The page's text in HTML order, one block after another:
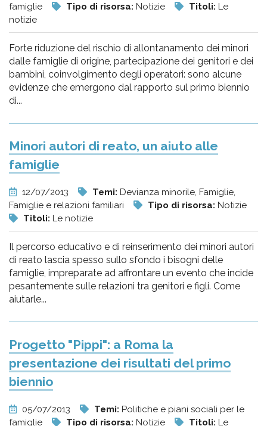
famiglie
Tipo di risorsa: Notizie Titoli: Le
notizie
Forte riduzione del rischio di allontanamento dei minori
dalle famiglie di origine, partecipazione dei genitori e dei
bambini, coinvolgimento degli operatori: sono alcune
evidenze che emergono dal rapporto sul primo biennio
di...
Minori autori di reato, un aiuto alle
famiglie
12/07/2013 Temi: Devianza minorile, Famiglie,
Famiglie e relazioni familiari
Tipo di risorsa: Notizie
Titoli: Le notizie
Il percorso educativo e di reinserimento dei minori autori
di reato lascia spesso sullo sfondo i bisogni delle
famiglie, impreparate ad affrontare un evento che incide
pesantemente sulle relazioni tra genitori e figli. Come
aiutarle...
Progetto "Pippi": a Roma la
presentazione dei risultati del primo
biennio
05/07/2013 Temi: Politiche e piani sociali per le
famiglie
Tipo di risorsa: Notizie Titoli: Le